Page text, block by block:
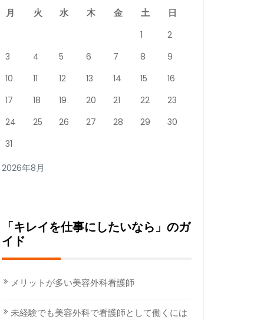
2026年8月
月 火 水 木 金 土 日
1
2
3
4 5 6 7 8
9
10
11 12 13 14 15
16
17
18 19 20 21 22
23
24
25 26 27 28 29
30
31
「キレイを仕事にしたいなら」のガ
イド
メリットが多い美容外科看護師
未経験でも美容外科で看護師として働くには